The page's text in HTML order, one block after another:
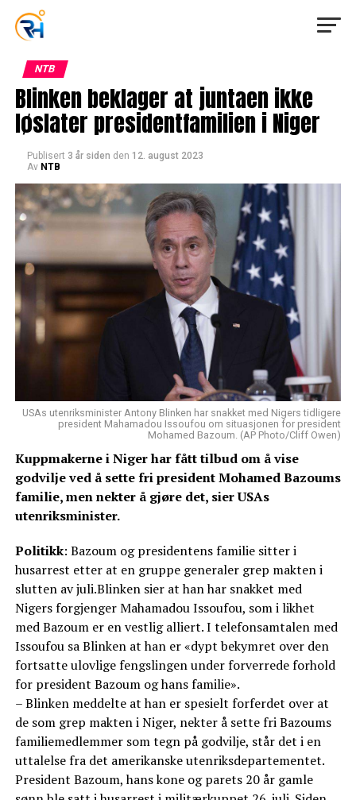
NTB
Blinken beklager at juntaen ikke
løslater presidentfamilien i Niger
Publisert 3 år siden den 12. august 2023
Av NTB
USAs utenriksminister Antony Blinken har snakket med Nigers tidligere
president Mahamadou Issoufou om situasjonen for president
Mohamed Bazoum. (AP Photo/Cliff Owen)
Kuppmakerne i Niger har fått tilbud om å vise
godvilje ved å sette fri president Mohamed Bazoums
familie, men nekter å gjøre det, sier USAs
utenriksminister.
Politikk: Bazoum og presidentens familie sitter i
husarrest etter at en gruppe generaler grep makten i
slutten av juli.Blinken sier at han har snakket med
Nigers forgjenger Mahamadou Issoufou, som i likhet
med Bazoum er en vestlig alliert. I telefonsamtalen med
Issoufou sa Blinken at han er «dypt bekymret over den
fortsatte ulovlige fengslingen under forverrede forhold
for president Bazoum og hans familie».
– Blinken meddelte at han er spesielt forferdet over at
de som grep makten i Niger, nekter å sette fri Bazoums
familiemedlemmer som tegn på godvilje, står det i en
uttalelse fra det amerikanske utenriksdepartementet.
President Bazoum, hans kone og parets 20 år gamle